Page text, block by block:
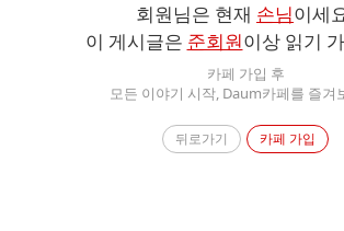
회원님은 현재 손님이세
이 게시글은 준회원이상 읽기
카페 가입 후
모든 이야기 시작, Daum카페를 즐겨
뒤로가기 카페 가입